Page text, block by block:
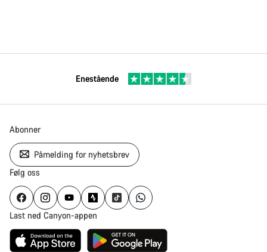
Enestående
Abonner
Påmelding for nyhetsbrev
Følg oss
Last ned Canyon-appen